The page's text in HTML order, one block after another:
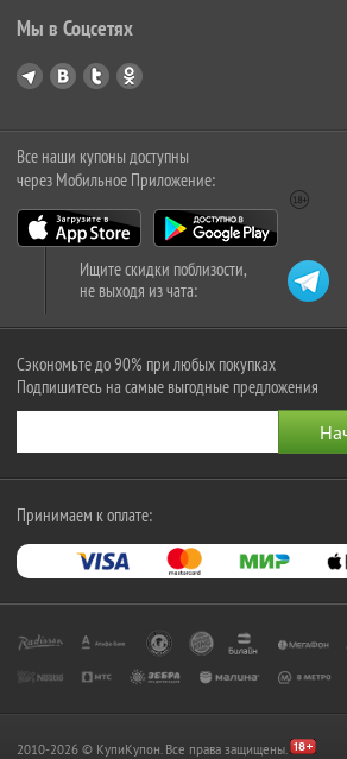
Мы в Соцсетях
Все наши купоны доступны
через Мобильное Приложение:
Ищите скидки поблизости,
не выходя из чата:
Сэкономьте до 90% при любых покупках
Подпишитесь на самые выгодные предложения
Принимаем к оплате:
2010-2026 © КупиКупон. Все права защищены.